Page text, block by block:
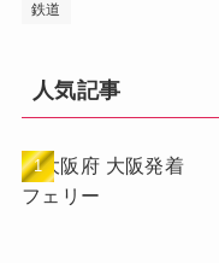
鉄道
人気記事